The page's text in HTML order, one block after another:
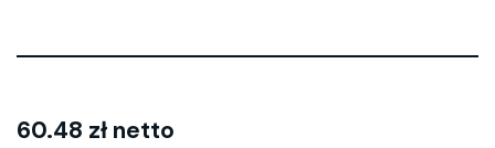
60.48 zł netto